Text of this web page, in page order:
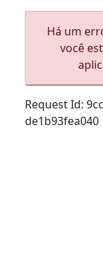
Há um
você
Request Id:
de1b93fea040